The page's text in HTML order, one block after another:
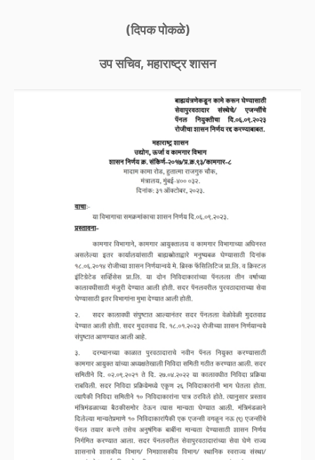
(दिपक पोकळे)
उप सचिव, महाराष्ट्र शासन